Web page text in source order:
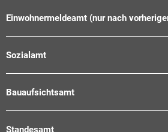
Einwohnermeldeamt (nur nach
Sozialamt
Bauaufsichtsamt
Standesamt